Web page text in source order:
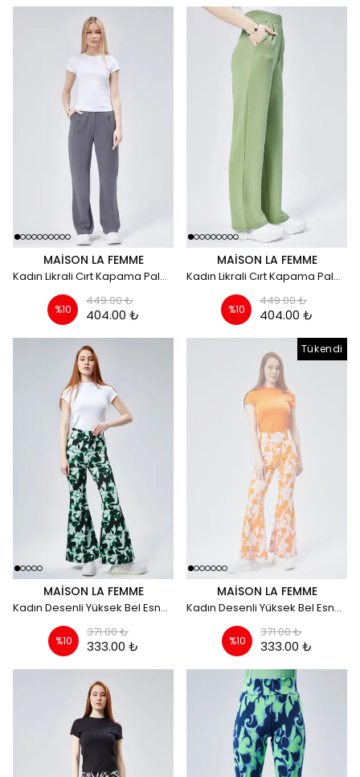
MAISON LA FEMME
Kadın Likrali Cırt Kapama Palazzo Pantolon - gri
%10
449.00 ₺
404.00 ₺
MAISON LA FEMME
Kadın Likrali Cırt Kapama Palazzo Pantolon - yeşil
%10
449.00 ₺
404.00 ₺
MAISON LA FEMME
Kadın Desenli Yüksek Bel Esnek İspanyol Paça Tayt Pantolon - yeşil
%10
371.00 ₺
333.00 ₺
Tükendi
MAISON LA FEMME
Kadın Desenli Yüksek Bel Esnek İspanyol Paça Tayt Pantolon - turuncu
%10
371.00 ₺
333.00 ₺